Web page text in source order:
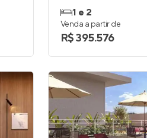
1 e 2
Venda a partir de
R$ 395.576